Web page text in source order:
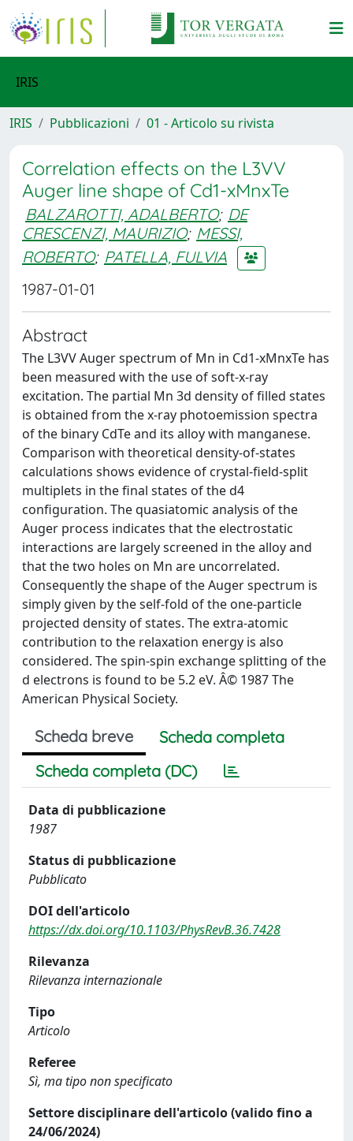
IRIS
IRIS Pubblicazioni 01 - Articolo su rivista
Correlation effects on the L3VV
Auger line shape of Cd1-xMnxTe
BALZAROTTI, ADALBERTO; DE
CRESCENZI, MAURIZIO; MESSI,
ROBERTO; PATELLA, FULVIA
1987-01-01
Abstract
The L3VV Auger spectrum of Mn in Cd1-xMnxTe has
been measured with the use of soft-x-ray
excitation. The partial Mn 3d density of filled states
is obtained from the x-ray photoemission spectra
of the binary CdTe and its alloy with manganese.
Comparison with theoretical density-of-states
calculations shows evidence of crystal-field-split
multiplets in the final states of the d4
configuration. The quasiatomic analysis of the
Auger process indicates that the electrostatic
interactions are largely screened in the alloy and
that the two holes on Mn are uncorrelated.
Consequently the shape of the Auger spectrum is
simply given by the self-fold of the one-particle
projected density of states. The extra-atomic
contribution to the relaxation energy is also
considered. The spin-spin exchange splitting of the
d electrons is found to be 5.2 eV. Â© 1987 The
American Physical Society.
Scheda breve
Scheda completa
Scheda completa (DC)
Data di pubblicazione
1987
Status di pubblicazione
Pubblicato
DOI dell'articolo
https://dx.doi.org/10.1103/PhysRevB.36.7428
Rilevanza
Rilevanza internazionale
Tipo
Articolo
Referee
Sì, ma tipo non specificato
Settore disciplinare dell'articolo (valido fino a
24/06/2024)